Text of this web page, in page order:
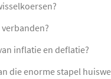
verbanden?
inflatie en deflatie?
die enorme stapel